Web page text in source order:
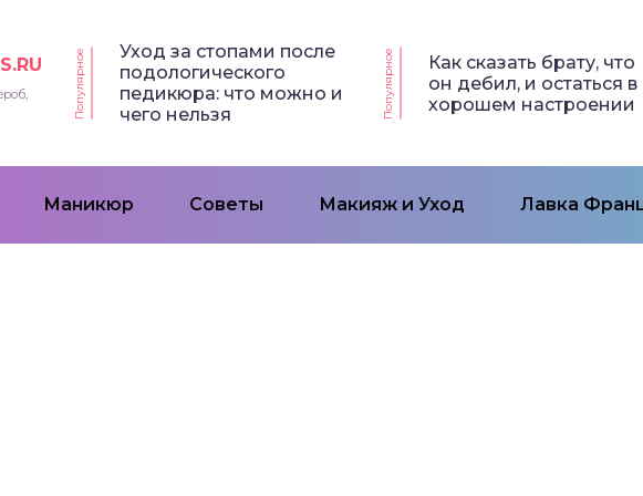
Популярное
Уход за стопами после
подологического
педикюра: что можно и
чего нельзя
Популярное
Как сказать брату, что
он дебил, и остаться в
хорошем настроении
Маникюр Советы Макияж и Уход Лавка